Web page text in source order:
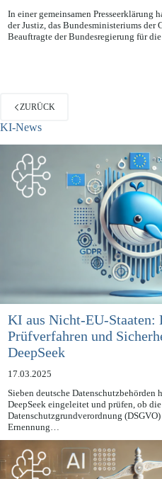
23.05.2012
In einer gemeinsamen Presseerklärung
der Justiz, das Bundesministeriums der
ZURÜCK
KI-News
KI aus Nicht-EU-Staaten:
Prüfverfahren und
DeepSeek
17.03.2025
Sieben deutsche Datenschutzbehörden
DeepSeek eingeleitet und prüfen, ob
Datenschutzgrundverordnung (DSGVO)
Ernennung…